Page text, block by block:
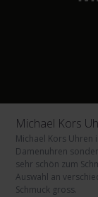
Michael Kors
Michael Kors Uhren
Damenuhren
sehr schön zum
Auswahl an
Schmuck gross.